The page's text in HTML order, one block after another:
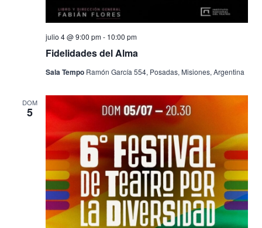
Fidelidades del Alma
julio 4 @ 9:00 pm- 10:00 pm
Sala Tempo Ramón García 554, Posadas, Misiones, Argentina
DOM
5